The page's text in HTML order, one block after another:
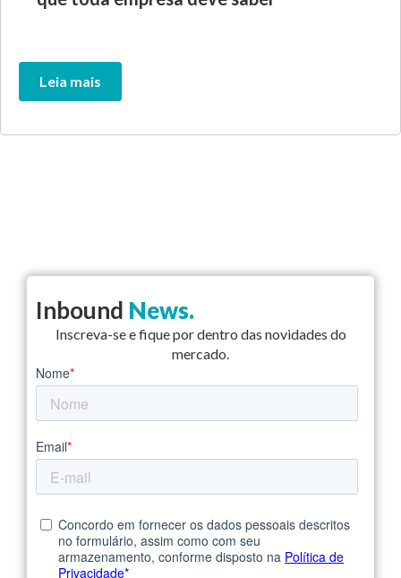
Leia mais
Inbound News.
Inscreva-se e fique por dentro das novidades do
mercado.